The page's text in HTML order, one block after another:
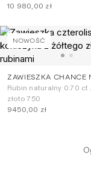
10 980,00 zł
NOWOŚĆ
ZAWIESZKA CHANCE
Rubin naturalny 0.70 ct
złoto 750
9450,00 zł